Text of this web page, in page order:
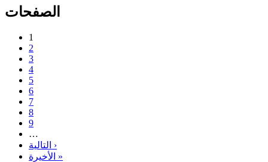
الصفحات
1
2
3
4
5
6
7
8
9
…
التالية ›
الأخيرة »